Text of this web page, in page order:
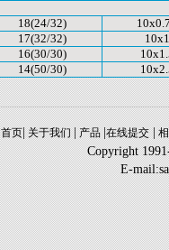
18(24/32)
17(32/32)
10x1
16(30/30)
14(50/30)
首页|关于我们|产品|在线提交|
Copyright
E-